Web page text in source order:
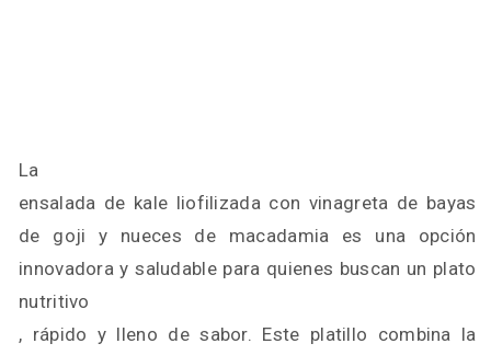
La
ensalada de kale liofilizada con vinagreta de bayas
de goji y nueces de macadamia es una opción
innovadora y saludable para quienes buscan un plato
nutritivo
, rápido y lleno de sabor. Este platillo combina la